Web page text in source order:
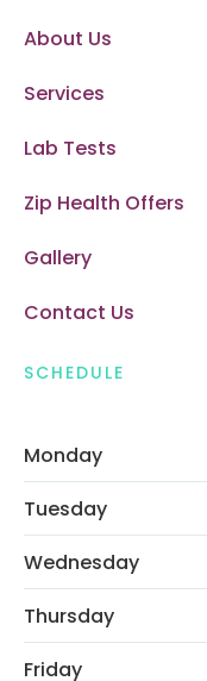
About Us
Services
Lab Tests
Zip Health Offers
Gallery
Contact Us
SCHEDULE
Monday
Tuesday
Wednesday
Thursday
Friday